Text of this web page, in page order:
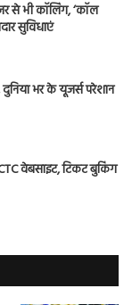
से भी कॉलिंग, ‘कॉल
सुविधाएं
भर के यूजर्स परेशान
वेबसाइट, टिकट बुकिंग